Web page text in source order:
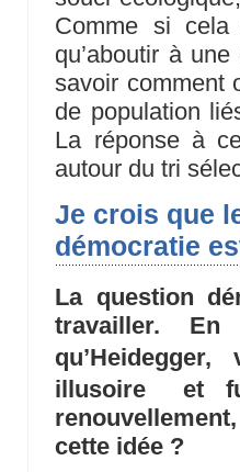
Comme si
qu’aboutir à
savoir comment
de population
La réponse à
autour du tri
Je crois que
démocratie
La question
travailler.
illusoire et
cette idée ?